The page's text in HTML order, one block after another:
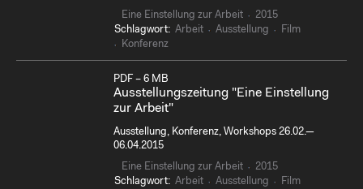
Eine Einstellung zur Arbeit
2015
Schlagwort: Arbeit Ausstellung
Film
Konferenz
PDF – 6 MB
Ausstellungszeitung "Eine Einstellung
zur Arbeit"
Ausstellung, Konferenz, Workshops 26.02.—
06.04.2015
Eine Einstellung zur Arbeit
2015
Schlagwort: Arbeit Ausstellung
Film